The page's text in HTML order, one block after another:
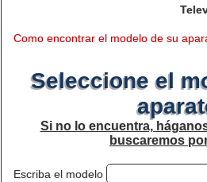
Como encontrar el modelo de su
Seleccione el
Si no lo encuentra,
buscaremos
Escriba el modelo